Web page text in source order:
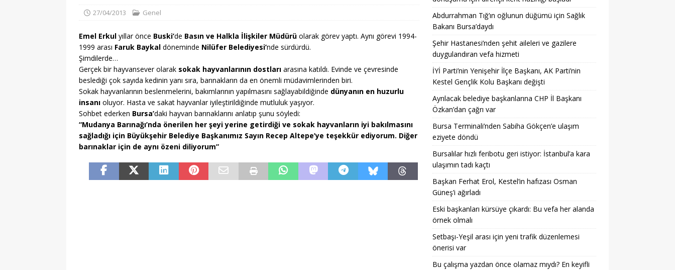
[ 05/08/2026 ] Ayrılacak belediye başkanlarına CHP İl Başkanı Özkan’dan çağrı var
GENEL
[ 06/08/2026 ] Biba hedefi gösterdi, Bursa tarihinin en büyük dönüşümü için dirençli
kent hazırlığı başladı
GENEL
27/04/2013 Genel
Emel Erkul yıllar önce Buski’de Basın ve Halkla İlişkiler Müdürü olarak görev yaptı. Aynı görevi 1994-
1999 arası Faruk Baykal döneminde Nilüfer Belediyesi’nde sürdürdü.
Şimdilerde…
Gerçek bir hayvansever olarak sokak hayvanlarının dostları arasına katıldı. Evinde ve çevresinde
beslediği çok sayıda kedinin yanı sıra, barınakların da en önemli müdavimlerinden biri.
Sokak hayvanlarının beslenmelerini, bakımlarının yapılmasını sağlayabildiğinde dünyanın en huzurlu
insanı oluyor. Hasta ve sakat hayvanlar iyileştirildiğinde mutluluk yaşıyor.
Sohbet ederken Bursa’daki hayvan barınaklarını anlatıp şunu söyledi:
“Mudanya Barınağı’nda önerilen her şeyi yerine getirdiği ve sokak hayvanların iyi bakılmasını
sağladığı için Büyükşehir Belediye Başkanımız Sayın Recep Altepe’ye teşekkür ediyorum. Diğer
barınaklar için de aynı özeni diliyorum”
Abdurrahman Tığ’ın oğlunun düğümü için Sağlık
Bakanı Bursa’daydı
Şehir Hastanesi’nden şehit aileleri ve gazilere
duygulandıran vefa hizmeti
İYİ Parti’nin Yenişehir İlçe Başkanı, AK Parti’nin
Kestel Gençlik Kolu Başkanı değişti
Ayrılacak belediye başkanlarına CHP İl Başkanı
Özkan’dan çağrı var
Bursa Terminali’nden Sabiha Gökçen’e ulaşım
eziyete döndü
Bursalılar hızlı feribotu geri istiyor: İstanbul’a kara
ulaşımın tadı kaçtı
Başkan Ferhat Erol, Kestel’in hafızası Osman
Güneş’i ağırladı
Eski başkanları kürsüye çıkardı: Bu vefa her alanda
örnek olmalı
Setbaşı-Yeşil arası için yeni trafik düzenlemesi
önerisi var
Bu çalışma yazdan önce olamaz mıydı? En keyifli